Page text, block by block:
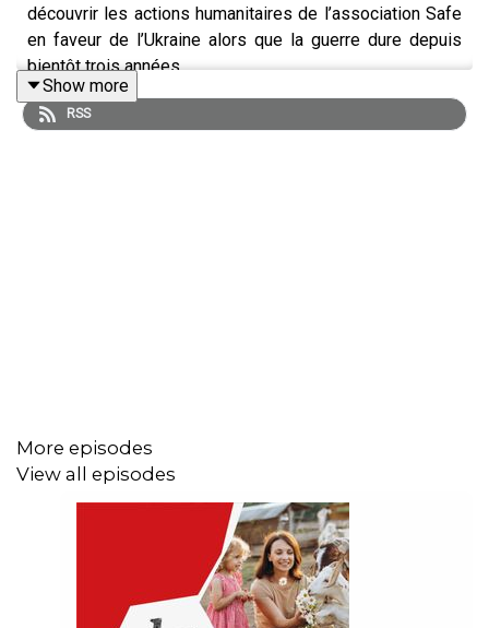
découvrir les actions humanitaires de l’association Safe
en faveur de l’Ukraine alors que la guerre dure depuis
bientôt trois années.
Identité graphique : Upian. Photo : @AssociationSAF3.
Show more
RSS
More episodes
View all episodes